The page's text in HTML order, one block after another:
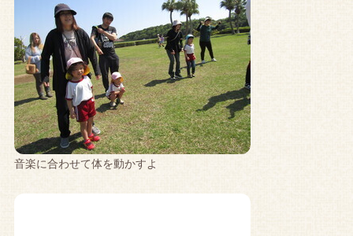
音楽に合わせて体を動かすよ